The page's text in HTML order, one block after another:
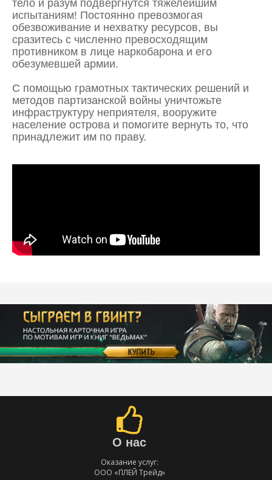
тело и разум подвергнутся тяжелейшим
испытаниям! Постоянно превозмогая
обезвоживание и нехватку ресурсов, вы
сразитесь с численно превосходящим
противником в лице наркобарона и его
обезумевшей армии.
С помощью грамотных тактических решений и
методов партизанской войны уничтожьте
инфраструктуру неприятеля, вооружите
население острова и помогите вернуть то, что
принадлежит им по праву.
О нас
Оказание услуг:
ООО «ПЛЕЙ Трейд»